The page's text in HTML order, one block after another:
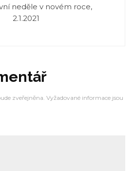
neděle v novém roce,
2.1.2021
zveřejněna. Vyžadované informace jsou